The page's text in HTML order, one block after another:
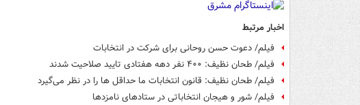
اخبار مرتبط
فیلم/ دعوت حسن روحانی برای شرکت در انتخابات
فیلم/ طحان نظیف: ۴۰۰ نفر دهه هفتادی تایید صلاحیت شدند
فیلم/ طحان نظیف: قانون انتخابات ما حداقل ها را در نظر می‌گیرد
فیلم/ شور و هیجان انتخاباتی در ستادهای نامزدها